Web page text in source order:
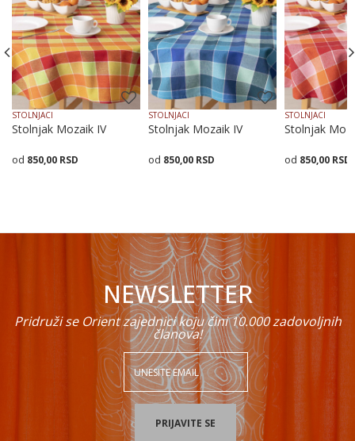
Poruka
POŠALJI
STOLNJACI
Stolnjak Mozaik IV
850,00 RSD
Dodaj u korpu
STOLNJACI
Stolnjak Mozaik IV
850,00 RSD
Dodaj u korpu
STOLNJACI
Stolnjak
850,00 RSD
NEWSLETTER
Pridruži se Orient zajednici koju čini 10.000 zadovoljnih
članova!
PRIJAVITE SE